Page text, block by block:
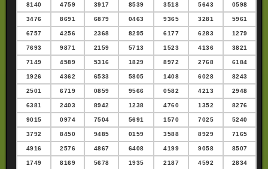
8140 4759 3917 8539 3518 5643 0598
3476 8691 6879 0463 9365 3281 5961
6757 4256 2368 8295 6177 6283 1279
7693 9871 2159 5713 1523 4136 3821
7149 4589 5316 1829 8972 2768 6184
1926 4362 6533 5805 1408 6028 8243
2501 6719 0859 9566 0582 4213 2948
6381 2403 8942 1238 4760 1352 8276
9015 0974 7504 5691 1570 7025 5240
3792 8450 9485 0159 3588 8929 7165
4916 2576 4867 6408 4199 9058 8507
1749 8169 5678 1935 2187 4592 2834